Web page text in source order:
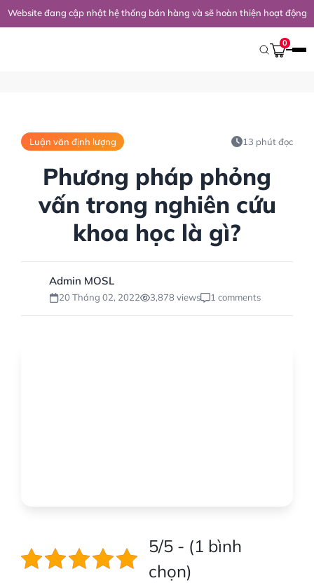
Website đang cập nhật hệ thống bán hàng và sẽ hoàn thiện hoạt động
0
Trang Chủ / Kiến Thức Nghiên Cứu / Luận Văn / Luận Văn Định
Luận văn định lượng 13 phút đọc
Phương pháp phỏng
vấn trong nghiên cứu
khoa học là gì?
Admin MOSL
20 Tháng 02, 2022 3,878 views 1 comments
5/5 - (1 bình
chọn)